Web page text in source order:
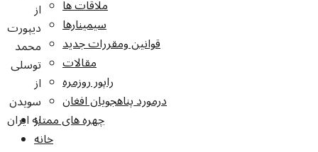
ملاقات ها
سيمينارها
قوانين ومقررات جديد
مقالات
راپور روزمره
درمورد پناهجويان افغان
چهره های ممتاز
خانه
از
دیپورت
محمد
توسلی
از
سويدن
به ایران